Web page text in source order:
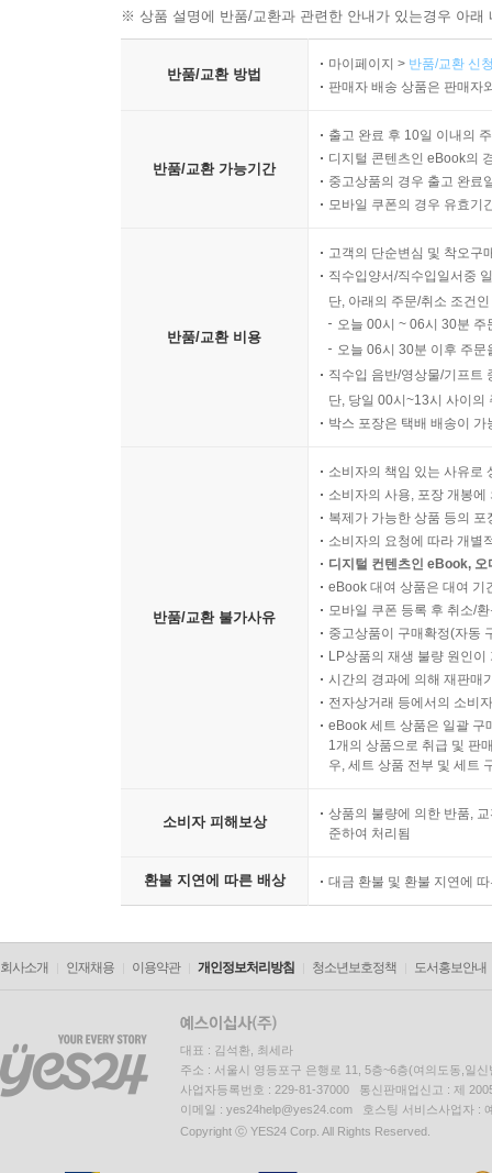
※ 상품 설명에 반품/교환과 관련한 안내가 있는경우 아
반품/교환 방법
마이페이지 > 반품/교환 신
판매자 배송 상품은 판매자
반품/교환 가능기간
출고 완료 후 10일 이내의
디지털 콘텐츠인 eBook의
중고상품의 경우 출고 완료
모바일 쿠폰의 경우 유효기
반품/교환 비용
고객의 단순변심 및 착오구
직수입양서/직수입일서중
단, 아래의 주문/취소 조건
오늘 00시 ~ 06시 30분
오늘 06시 30분 이후 주
직수입 음반/영상물/기프트
단, 당일 00시~13시 사이의
박스 포장은 택배 배송이
반품/교환 불가사유
소비자의 책임 있는 사유로
소비자의 사용, 포장 개봉
복제가 가능한 상품 등의
소비자의 요청에 따라 개별
디지털 컨텐츠인 eBook,
eBook 대여 상품은 대여 기
모바일 쿠폰 등록 후 취소/
중고상품이 구매확정(자동
LP상품의 재생 불량 원인
시간의 경과에 의해 재판매
전자상거래 등에서의 소비
eBook 세트 상품은 일괄 구
1개의 상품으로 취급 및 판
우, 세트 상품 전부 및 세트
소비자 피해보상
상품의 불량에 의한 반품,
준하여 처리됨
환불 지연에 따른 배상 대금 환불 및 환불 지연에
회사소개 인재채용 이용약관 개인정보처리방침 청소년보호정책 도서홍보안내
대표 : 김석환, 최세라
주소 : 서울시 영등포구 은행로 11, 5층~6층(여의도동,일신
사업자등록번호 : 229-81-37000 통신판매업신고 : 제
이메일 : yes24help@yes24.com 호스팅 서비스사업자 :
Copyright ⓒ YES24 Corp. All Rights Reserved.